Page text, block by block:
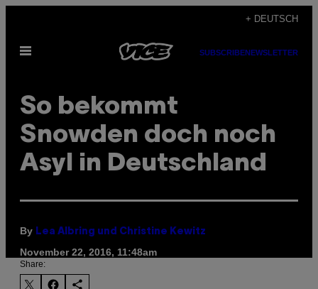
content
+ DEUTSCH
Open
SUBSCRIBENEWSLETTER
So bekommt
Snowden doch noch
Asyl in Deutschland
By Lea Albring und Christine Kewitz
November 22, 2016, 11:48am
Share: